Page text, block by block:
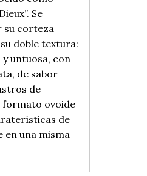
Se
su corteza
doble textura:
y untuosa, con
de sabor
de
formato ovoide
de
en una misma